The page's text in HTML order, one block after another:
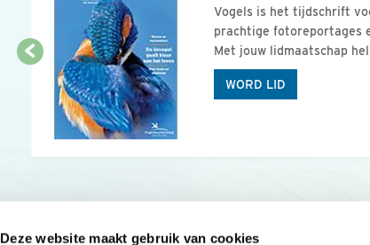
Deze website maakt gebruik van cookies
Vogels is het tijdschrift
prachtige fotoreportages
Met jouw lidmaatschap
WORD LID